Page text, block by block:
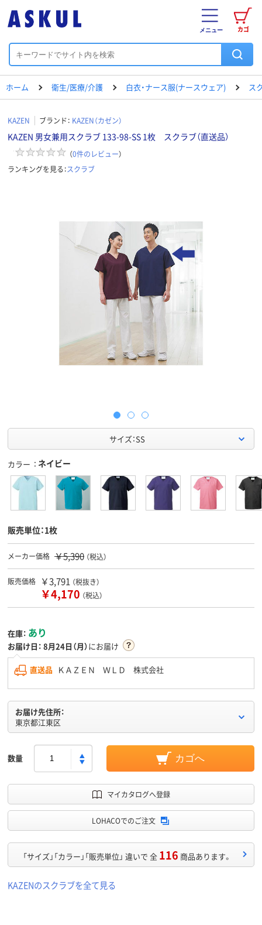
カゴ
メニュー
ホーム 衛生/医療/介護 白衣・ナース服(ナースウェア) ス
KAZEN ブランド： KAZEN（カゼン）
KAZEN 男女兼用スクラブ 133-98-SS 1枚 スクラブ（直送品）
（0件のレビュー）
ランキングを見る：スクラブ
サイズ：SS
カラー ネイビー
販売単位：1枚
メーカー価格 ￥5,390 （税込）
販売価格 ￥3,791 （税抜き）
￥4,170 （税込）
在庫： あり
お届け日： 8月24日（月）にお届け
直送品 ＫＡＺＥＮ ＷＬＤ 株式会社
お届け先住所：
東京都江東区
数量 カゴへ
マイカタログへ登録
LOHACOでのご注文
「サイズ」「カラー」「販売単位」 違いで 全 116 商品あります。
KAZENのスクラブを全て見る